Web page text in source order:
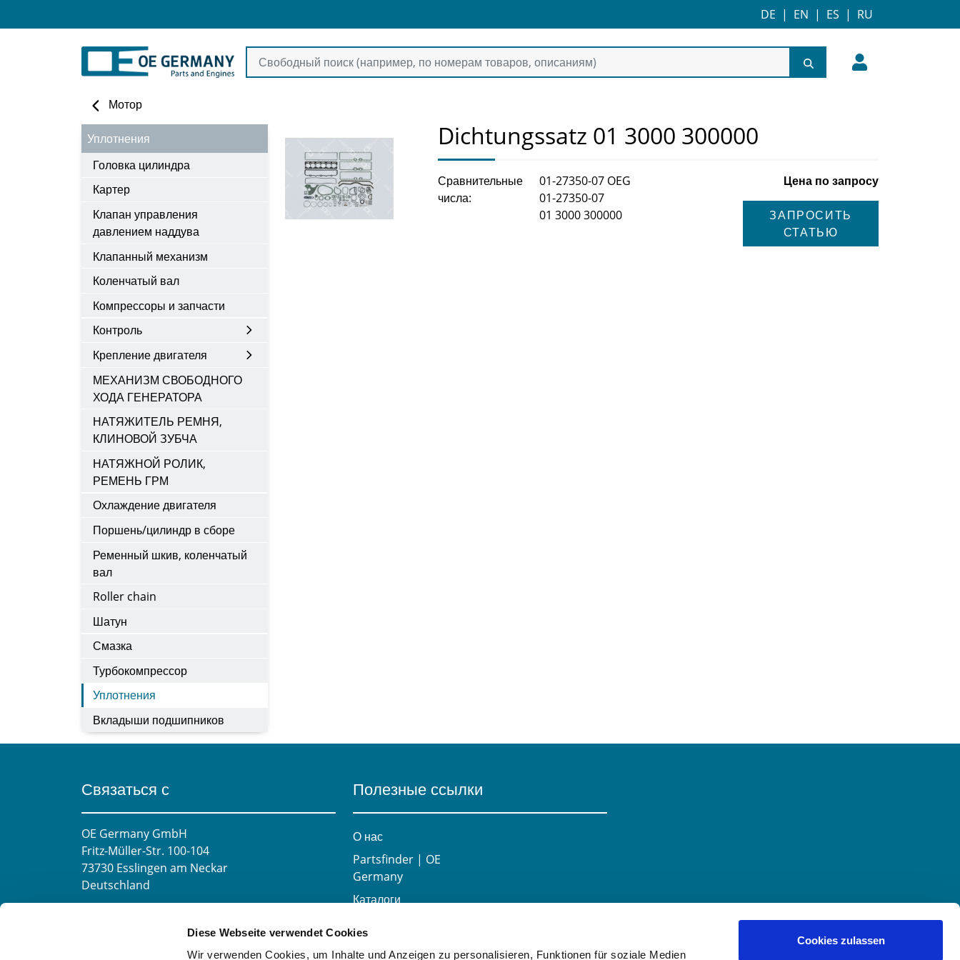
Diese Webseite verwendet Cookies
Wir verwenden Cookies, um Inhalte und Anzeigen zu personalisieren, Funktionen für soziale Medien
Cookies zulassen
DE | EN | ES | RU
Мотор
Уплотнения
Головка цилиндра
Картер
Клапан управления
давлением наддува
Клапанный механизм
Коленчатый вал
Компрессоры и запчасти
Контроль
Крепление двигателя
МЕХАНИЗМ СВОБОДНОГО
ХОДА ГЕНЕРАТОРА
НАТЯЖИТЕЛЬ РЕМНЯ,
КЛИНОВОЙ ЗУБЧА
НАТЯЖНОЙ РОЛИК,
РЕМЕНЬ ГРМ
Охлаждение двигателя
Поршень/цилиндр в сборе
Ременный шкив, коленчатый
вал
Roller chain
Шатун
Смазка
Турбокомпрессор
Уплотнения
Вкладыши подшипников
Dichtungssatz 01 3000 300000
Цена по запросу
ЗАПРОСИТЬ
СТАТЬЮ
Сравнительные
числа:
01-27350-07 OEG
01-27350-07
01 3000 300000
Связаться с
OE Germany GmbH
Fritz-Müller-Str. 100-104​
73730 Esslingen am Neckar​
Deutschland
Mo-Fr 8:00-16:00 Uhr
Полезные ссылки
О нас
Partsfinder | OE
Germany
Каталоги